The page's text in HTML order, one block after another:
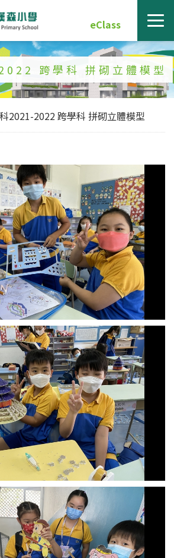
eClass
跨學科 拼砌立體模型
2021-2022 跨學科 拼砌立體模型